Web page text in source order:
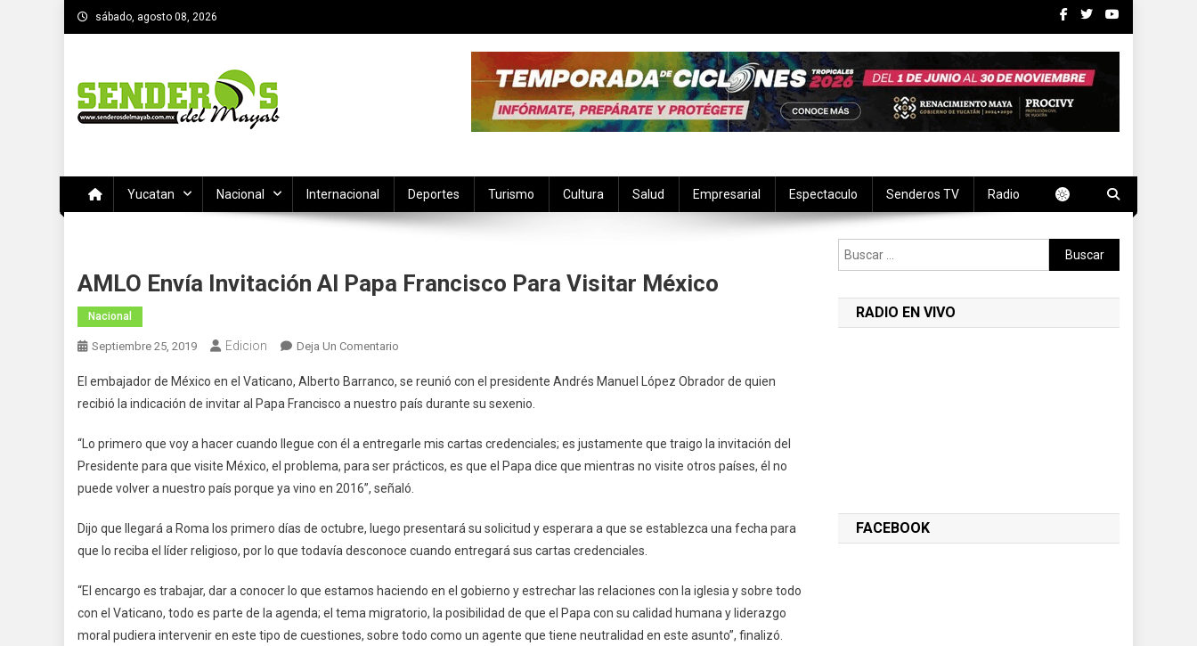
Saltar
al
sábado, agosto 08, 2026
Yucatan Nacional Internacional Deportes Turismo Cultura Salud Empresarial Espectaculo Senderos TV Radio
AMLO Envía Invitación Al Papa Francisco Para Visitar México
Nacional
Septiembre 25, 2019 Edicion Deja Un Comentario
Envía
Invitación
Papa
Francisco
Para
México
El embajador de México en el Vaticano, Alberto Barranco, se reunió con el presidente Andrés Manuel López Obrador de quien
recibió la indicación de invitar al Papa Francisco a nuestro país durante su sexenio.
“Lo primero que voy a hacer cuando llegue con él a entregarle mis cartas credenciales; es justamente que traigo la invitación del
Presidente para que visite México, el problema, para ser prácticos, es que el Papa dice que mientras no visite otros países, él no
puede volver a nuestro país porque ya vino en 2016”, señaló.
Dijo que llegará a Roma los primero días de octubre, luego presentará su solicitud y esperara a que se establezca una fecha para
que lo reciba el líder religioso, por lo que todavía desconoce cuando entregará sus cartas credenciales.
“El encargo es trabajar, dar a conocer lo que estamos haciendo en el gobierno y estrechar las relaciones con la iglesia y sobre todo
con el Vaticano, todo es parte de la agenda; el tema migratorio, la posibilidad de que el Papa con su calidad humana y liderazgo
moral pudiera intervenir en este tipo de cuestiones, sobre todo como un agente que tiene neutralidad en este asunto”, finalizó.
Buscar:
RADIO EN VIVO
FACEBOOK